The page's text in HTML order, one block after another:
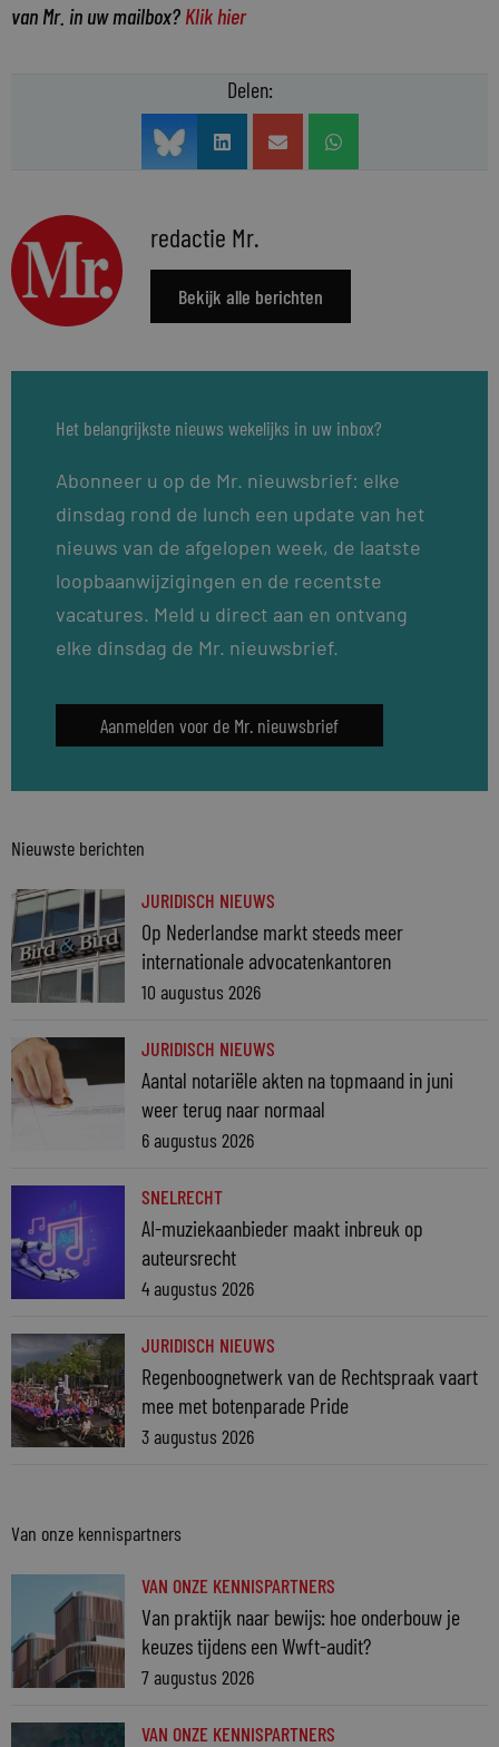
van Mr. in uw mailbox? Klik hier
Delen:
redactie Mr.
Bekijk alle berichten
Het belangrijkste nieuws wekelijks in uw inbox?
Abonneer u op de Mr. nieuwsbrief: elke
dinsdag rond de lunch een update van het
nieuws van de afgelopen week, de laatste
loopbaanwijzigingen en de recentste
vacatures. Meld u direct aan en ontvang
elke dinsdag de Mr. nieuwsbrief.
Aanmelden voor de Mr. nieuwsbrief
Nieuwste berichten
JURIDISCH NIEUWS
Op Nederlandse markt steeds meer
internationale advocatenkantoren
10 augustus 2026
JURIDISCH NIEUWS
Aantal notariële akten na topmaand in juni
weer terug naar normaal
6 augustus 2026
SNELRECHT
AI-muziekaanbieder maakt inbreuk op
auteursrecht
4 augustus 2026
JURIDISCH NIEUWS
Regenboognetwerk van de Rechtspraak vaart
mee met botenparade Pride
3 augustus 2026
Van onze kennispartners
VAN ONZE KENNISPARTNERS
Van praktijk naar bewijs: hoe onderbouw je
keuzes tijdens een Wwft-audit?
7 augustus 2026
VAN ONZE KENNISPARTNERS